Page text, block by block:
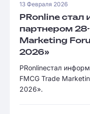
13 Февраля 2026
PRonline
партнером 28-
Marketing
2026»
PRonlineстал
FMCG Trade
2026».